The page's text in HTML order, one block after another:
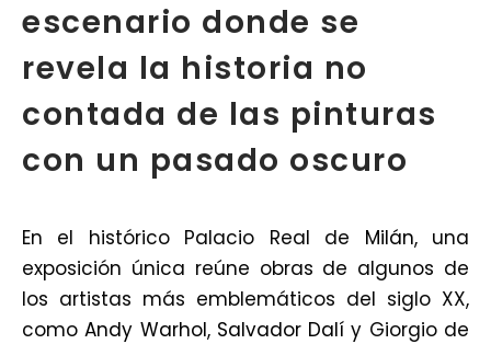
escenario donde se
revela la historia no
contada de las pinturas
con un pasado oscuro
En el histórico Palacio Real de Milán, una
exposición única reúne obras de algunos de
los artistas más emblemáticos del siglo XX,
comoAndy Warhol, Salvador Dalí y Giorgio de